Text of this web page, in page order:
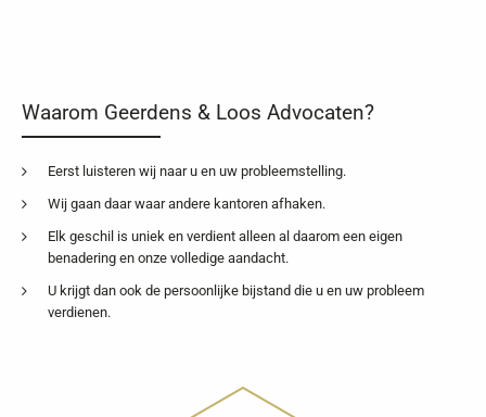
Waarom Geerdens & Loos Advocaten?
Eerst luisteren wij naar u en uw probleemstelling.
Wij gaan daar waar andere kantoren afhaken.
Elk geschil is uniek en verdient alleen al daarom een eigen
benadering en onze volledige aandacht.
U krijgt dan ook de persoonlijke bijstand die u en uw probleem
verdienen.